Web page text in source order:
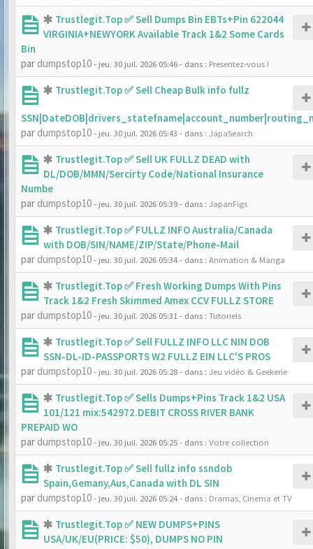
Trustlegit.Top ✅ Sell Dumps Bin EBTs+Pin 622044
VIRGINIA+NEWYORK Available Track 1&2 Some Cards
Bin
par dumpstop10- jeu. 30 juil. 2026 05:46- dans : Presentez-vous !
Trustlegit.Top ✅ Sell Cheap Bulk info fullz
par dumpstop10- jeu. 30 juil. 2026 05:43 - dans : JapaSearch
Trustlegit.Top ✅ Sell UK FULLZ DEAD with
DL/DOB/MMN/Sercirty Code/National Insurance
Numbe
par dumpstop10- jeu. 30 juil. 2026 05:39- dans : JapanFigs
Trustlegit.Top ✅ FULLZ INFO Australia/Canada
with DOB/SIN/NAME/ZIP/State/Phone-Mail
par dumpstop10- jeu. 30 juil. 2026 05:34- dans : Animation & Manga
Trustlegit.Top ✅ Fresh Working Dumps With Pins
Track 1&2 Fresh Skimmed Amex CCV FULLZ STORE
par dumpstop10- jeu. 30 juil. 2026 05:31 - dans : Tutoriels
Trustlegit.Top ✅ Sell FULLZ INFO LLC NIN DOB
SSN-DL-ID-PASSPORTS W2 FULLZ EIN LLC'S PROS
par dumpstop10- jeu. 30 juil. 2026 05:28- dans : Jeu vidéo & Geekerie
Trustlegit.Top ✅ Sells Dumps+Pins Track 1&2 USA
101/121 mix:542972.DEBIT CROSS RIVER BANK
PREPAID WO
par dumpstop10- jeu. 30 juil. 2026 05:25- dans : Votre collection
Trustlegit.Top ✅ Sell fullz info ssndob
Spain,Gemany,Aus,Canada with DL SIN
par dumpstop10- jeu. 30 juil. 2026 05:24- dans : Dramas, Cinema et TV
Trustlegit.Top ✅ NEW DUMPS+PINS
USA/UK/EU(PRICE: $50), DUMPS NO PIN